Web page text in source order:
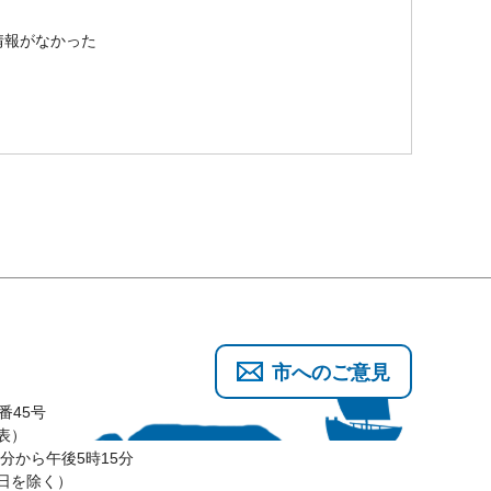
がなかった
45号
から午後5時15分
を除く）
市へのご意見